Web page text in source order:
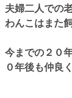
夫婦二人での
わんこはまた
今までの２０
０年後も仲良